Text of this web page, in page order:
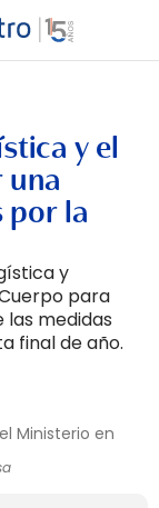
y el
por la
y
para
las medidas
final de año.
Ministerio en